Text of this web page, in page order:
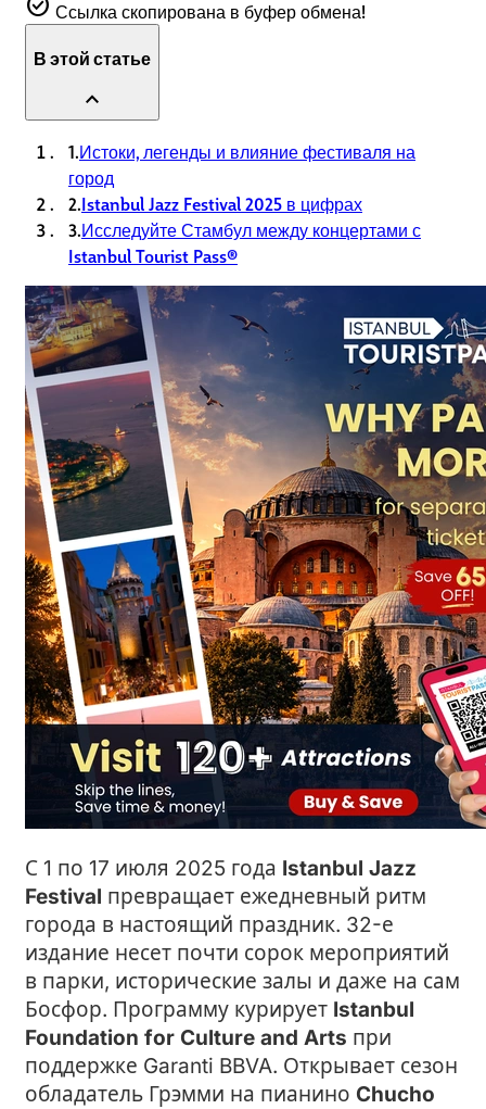
Ссылка скопирована в буфер обмена!
В этой статье
expand_less
1.Истоки, легенды и влияние фестиваля на
город
2.Istanbul Jazz Festival 2025 в цифрах
3.Исследуйте Стамбул между концертами с
Istanbul Tourist Pass®
С 1 по 17 июля 2025 года Istanbul Jazz
Festival превращает ежедневный ритм
города в настоящий праздник. 32-е
издание несет почти сорок мероприятий
в парки, исторические залы и даже на сам
Босфор. Программу курирует Istanbul
Foundation for Culture and Arts при
поддержке Garanti BBVA. Открывает сезон
обладатель Грэмми на пианино Chucho